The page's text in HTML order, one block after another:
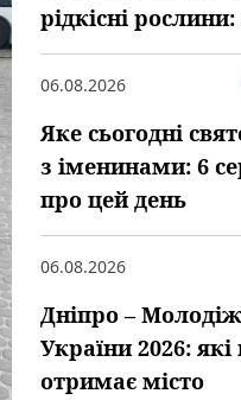
рідкісні
06.08.2026
Яке сьогодні
з іменинами: 6
про цей день
06.08.2026
Дніпро –
України 2026:
отримає місто